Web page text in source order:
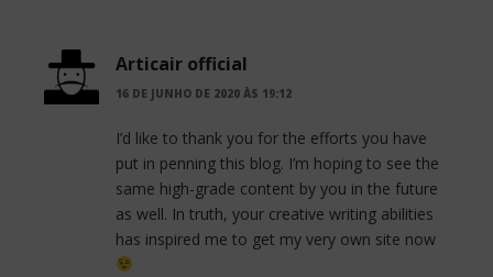
Articair official
16 DE JUNHO DE 2020 ÀS 19:12
I’d like to thank you for the efforts you have
put in penning this blog. I’m hoping to see the
same high-grade content by you in the future
as well. In truth, your creative writing abilities
has inspired me to get my very own site now